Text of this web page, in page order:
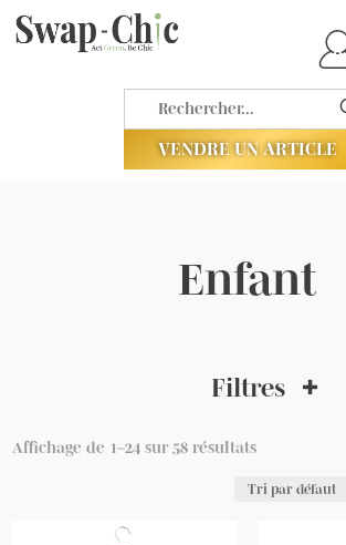
VENDRE UN ARTICLE
Enfant
Filtres
Affichage de 1–24 sur 58 résultats